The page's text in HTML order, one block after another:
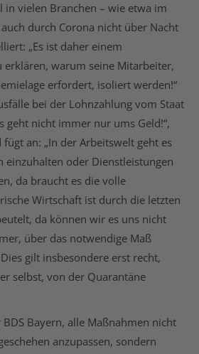
in vielen Branchen – wie etwa im
durch Corona nicht über Nacht
„Es ist daher einem
erklären, warum seine Mitarbeiter,
erfordert, isoliert werden!“
bei der Lohnzahlung vom Staat
geht nicht immer nur ums Geld!“,
an: „In der Arbeitswelt geht es
einzuhalten oder Dienstleistungen
da braucht es die volle
Wirtschaft ist durch die letzten
da können wir es uns nicht
über das notwendige Maß
gilt insbesondere erst recht,
selbst, von der Quarantäne
Bayern, alle Maßnahmen nicht
anzupassen, sondern